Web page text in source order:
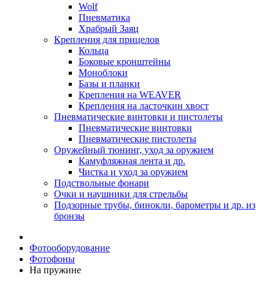
Wolf
Пневматика
Храбрый Заяц
Крепления для прицелов
Кольца
Боковые кронштейны
Моноблоки
Базы и планки
Крепления на WEAVER
Крепления на ласточкин хвост
Пневматические винтовки и пистолеты
Пневматические винтовки
Пневматические пистолеты
Оружейный тюнинг, уход за оружием
Камуфляжная лента и др.
Чистка и уход за оружием
Подствольные фонари
Очки и наушники для стрельбы
Подзорные трубы, бинокли, барометры и др. из
бронзы
Фотооборудование
Фотофоны
На пружине